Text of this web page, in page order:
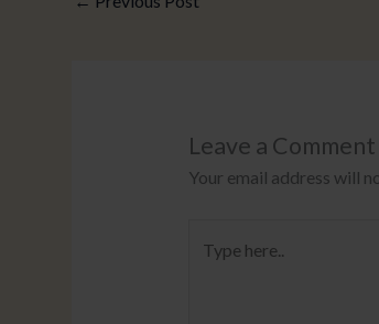
Leave a Comment
Your email address will
here..